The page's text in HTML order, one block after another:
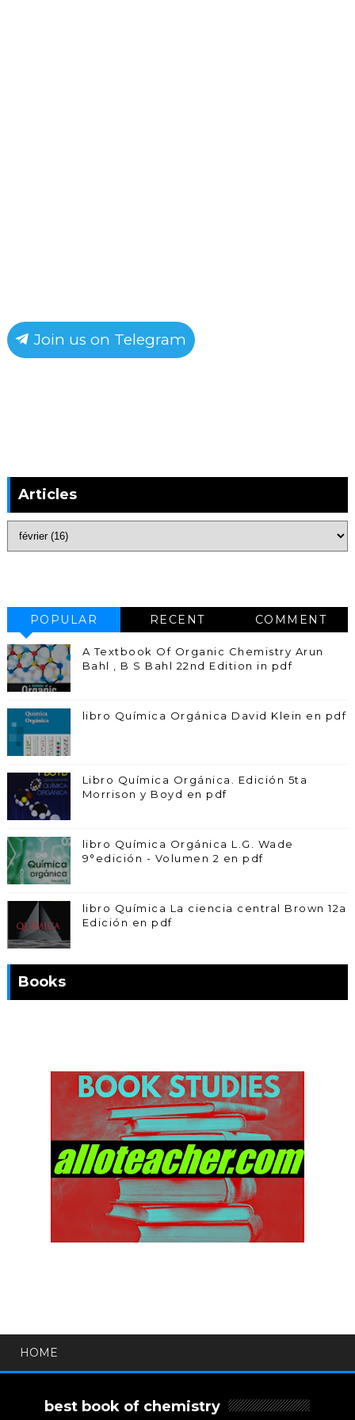
Join us on Telegram
Articles
POPULAR RECENT COMMENT
A Textbook Of Organic Chemistry Arun
Bahl , B S Bahl 22nd Edition in pdf
libro Química Orgánica David Klein en pdf
Libro Química Orgánica. Edición 5ta
Morrison y Boyd en pdf
libro Química Orgánica L.G. Wade
9°edición - Volumen 2 en pdf
libro Química La ciencia central Brown 12a
Edición en pdf
Books
HOME
best book of chemistry